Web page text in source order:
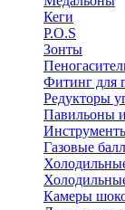
Кеги
P.O.S
Зонты
Фитинг для
Редукторы
Павильоны
Газовые
Камеры